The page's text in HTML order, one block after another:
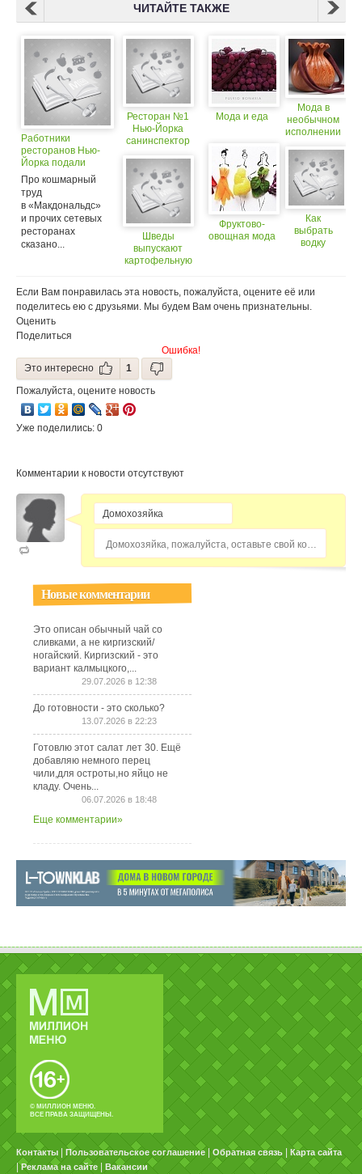
ЧИТАЙТЕ ТАКЖЕ
Работники
ресторанов Нью-
Йорка подали
в суд
на владельцев
Про кошмарный
труд
в «Макдональдс»
и прочих сетевых
ресторанах
сказано...
Ресторан №1
Нью-Йорка
санинспектор
Шведы
выпускают
картофельную
Мода и еда
Фруктово-
овощная мода
Мода в
необычном
исполнении
Как
выбрать
водку
Если Вам понравилась эта новость, пожалуйста, оцените её или
поделитесь ею с друзьями. Мы будем Вам очень признательны.
Оценить
Поделиться
Ошибка!
Это интересно
1
Пожалуйста, оцените новость
Уже поделились: 0
Комментарии к новости отсутствуют
Домохозяйка, пожалуйста, оставьте свой комментарий...
Новые комментарии
Это описан обычный чай со
сливками, а не киргизский/
ногайский. Киргизский - это
вариант калмыцкого,...
29.07.2026 в 12:38
До готовности - это сколько?
13.07.2026 в 22:23
Готовлю этот салат лет 30. Ещё
добавляю немного перец
чили,для остроты,но яйцо не
кладу. Очень...
06.07.2026 в 18:48
Еще комментарии»
© МИЛЛИОН МЕНЮ.
ВСЕ ПРАВА ЗАЩИЩЕНЫ.
Контакты Пользовательское соглашение Обратная связь Карта сайта
|Реклама на сайте Вакансии